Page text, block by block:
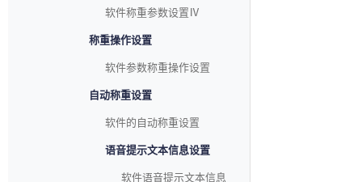
软件称重参数设置Ⅳ
称重操作设置
软件参数称重操作设置
自动称重设置
软件的自动称重设置
语音提示文本信息设置
软件语音提示文本信息